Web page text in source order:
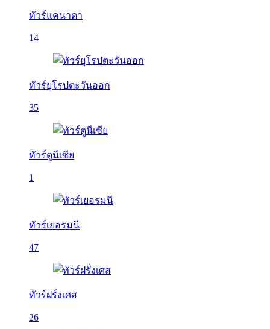
ทัวร์แคนาดา
14
ทัวร์ยุโรปตะวันออก
35
ทัวร์ตูนีเซีย
1
ทัวร์เยอรมนี
47
ทัวร์ฝรั่งเศส
26